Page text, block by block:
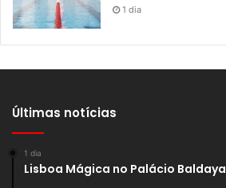
1 dia
Últimas notícias
1 dia
Lisboa Mágica no Palácio Baldaya